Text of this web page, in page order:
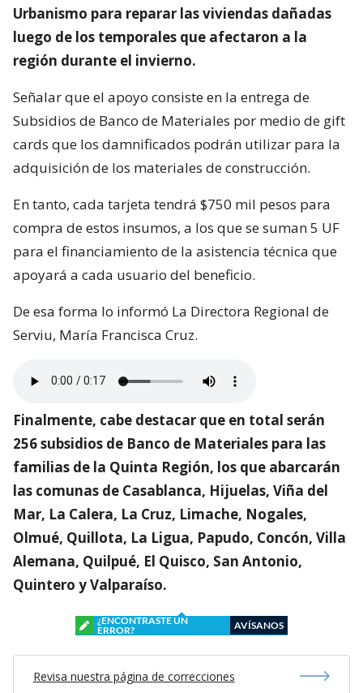
Urbanismo para reparar las viviendas dañadas
luego de los temporales que afectaron a la
región durante el invierno.
Señalar que el apoyo consiste en la entrega de
Subsidios de Banco de Materiales por medio de gift
cards que los damnificados podrán utilizar para la
adquisición de los materiales de construcción.
En tanto, cada tarjeta tendrá $750 mil pesos para
compra de estos insumos, a los que se suman 5 UF
para el financiamiento de la asistencia técnica que
apoyará a cada usuario del beneficio.
De esa forma lo informó La Directora Regional de
Serviu, María Francisca Cruz.
Finalmente, cabe destacar que en total serán
256 subsidios de Banco de Materiales para las
familias de la Quinta Región, los que abarcarán
las comunas de Casablanca, Hijuelas, Viña del
Mar, La Calera, La Cruz, Limache, Nogales,
Olmué, Quillota, La Ligua, Papudo, Concón, Villa
Alemana, Quilpué, El Quisco, San Antonio,
Quintero y Valparaíso.
¿ENCONTRASTE UN
ERROR?
AVÍSANOS
Revisa nuestra página de correcciones